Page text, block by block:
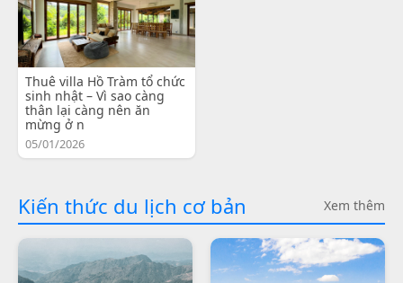
Thuê villa Hồ Tràm tổ chức
sinh nhật – Vì sao càng
thân lại càng nên ăn
mừng ở n
05/01/2026
Kiến thức du lịch cơ bản Xem thêm